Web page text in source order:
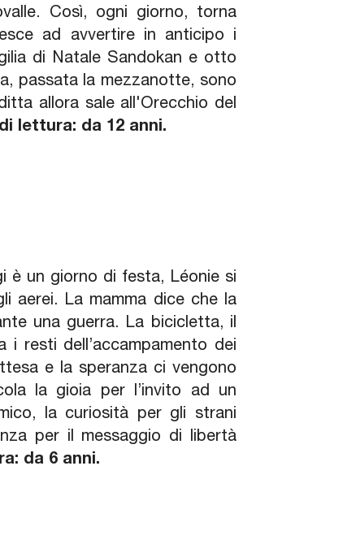
Così, ogni giorno, torna
ad avvertire in anticipo i
di Natale Sandokan e otto
passata la mezzanotte, sono
allora sale all'Orecchio del
lettura: da 12 anni.
è un giorno di festa, Léonie si
aerei. La mamma dice che la
una guerra. La bicicletta, il
resti dell’accampamento dei
e la speranza ci vengono
la gioia per l’invito ad un
la curiosità per gli strani
per il messaggio di libertà
da 6 anni.